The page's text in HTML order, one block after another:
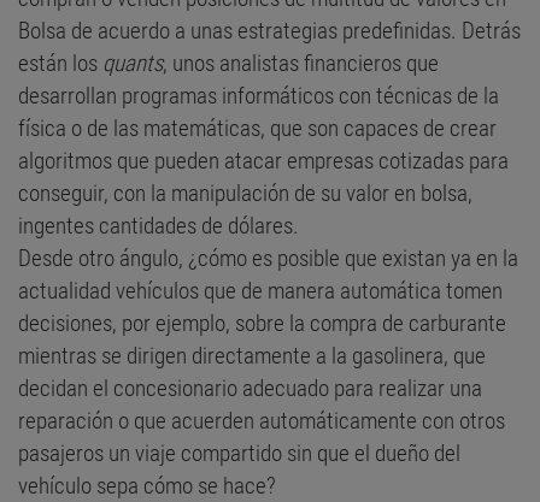
Bolsa de acuerdo a unas estrategias predefinidas. Detrás
están los quants, unos analistas financieros que
desarrollan programas informáticos con técnicas de la
física o de las matemáticas, que son capaces de crear
algoritmos que pueden atacar empresas cotizadas para
conseguir, con la manipulación de su valor en bolsa,
ingentes cantidades de dólares.
Desde otro ángulo, ¿cómo es posible que existan ya en la
actualidad vehículos que de manera automática tomen
decisiones, por ejemplo, sobre la compra de carburante
mientras se dirigen directamente a la gasolinera, que
decidan el concesionario adecuado para realizar una
reparación o que acuerden automáticamente con otros
pasajeros un viaje compartido sin que el dueño del
vehículo sepa cómo se hace?